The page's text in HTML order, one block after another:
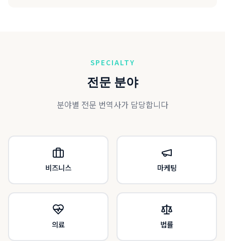
SPECIALTY
전문 분야
분야별 전문 번역사가 담당합니다
비즈니스 마케팅
의료 법률